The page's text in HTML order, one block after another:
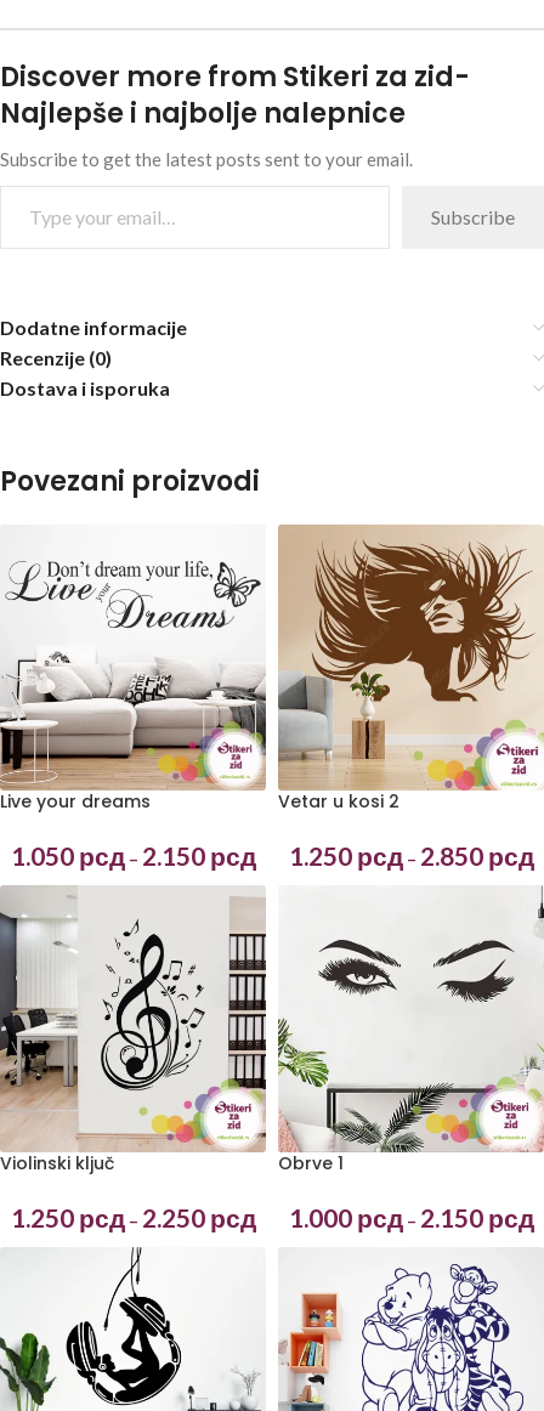
Discover more from Stikeri za zid-
Najlepše i najbolje nalepnice
Subscribe to get the latest posts sent to your email.
Subscribe
Dodatne informacije
Recenzije (0)
Dostava i isporuka
Povezani proizvodi
Live your dreams
1.050 рсд – 2.150 рсд
Vetar u kosi 2
1.250 рсд – 2.850 рсд
Violinski ključ
1.250 рсд – 2.250 рсд
Obrve 1
1.000 рсд – 2.150 рсд